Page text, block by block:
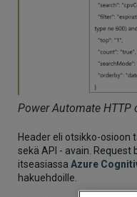
Power Automate HTTP
Header eli otsikko-osioon
sekä API - avain. Request
itseasiassa Azure
hakuehdoille.